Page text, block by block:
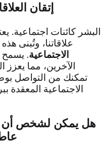
إتقان
البشر كائنات اجتماعية.
علاقاتنا، وتُبنى
الاجتماعية. يسمح
الآخرين، مما يعزز
تمكنك من التواصل
الاجتماعية
هل يمكن لشخص أن